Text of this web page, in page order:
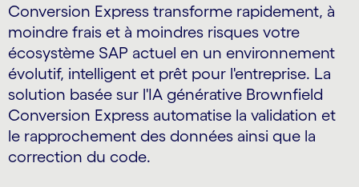
Conversion Express transforme rapidement, à
moindre frais et à moindres risques votre
écosystème SAP actuel en un environnement
évolutif, intelligent et prêt pour l'entreprise. La
solution basée sur l'IA générative Brownfield
Conversion Express automatise la validation et
le rapprochement des données ainsi que la
correction du code.